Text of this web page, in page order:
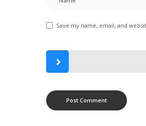
Save my name, email, and